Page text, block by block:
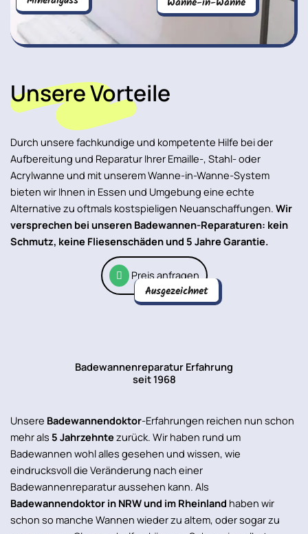
Unsere Vorteile
Durch unsere fachkundige und kompetente Hilfe bei der
Aufbereitung und Reparatur Ihrer Emaille-, Stahl- oder
Acrylwanne und mit unserem Wanne-in-Wanne-System
bieten wir Ihnen in Essen und Umgebung eine echte
Alternative zu oftmals kostspieligen Neuanschaffungen. Wir
versprechen bei unseren Badewannen-Reparaturen: kein
Schmutz, keine Fliesenschäden und 5 Jahre Garantie.
Preis anfragen
Badewannenreparatur Erfahrung
seit 1968
Unsere Badewannendoktor-Erfahrungen reichen nun schon
mehr als 5 Jahrzehntezurück. Wir haben rund um
Badewannen wohl alles gesehen und wissen, wie
eindrucksvoll die Veränderung nach einer
Badewannenreparatur aussehen kann. Als
Badewannendoktor in NRW und im Rheinland haben wir
schon so manche Wannen wieder zu altem, oder sogar zu
Ausgezeichnet